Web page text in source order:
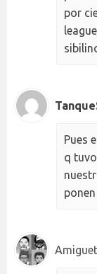
por
Pues
q